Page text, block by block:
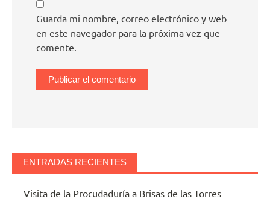
Guarda mi nombre, correo electrónico y web
en este navegador para la próxima vez que
comente.
ENTRADAS RECIENTES
Visita de la Procudaduría a Brisas de las Torres